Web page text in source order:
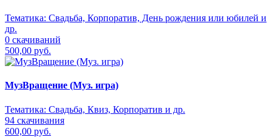
Тематика: Свадьба, Корпоратив, День рождения или юбилей и
др.
0 скачиваний
500,00 руб.
МузВращение (Муз. игра)
Тематика: Свадьба, Квиз, Корпоратив и др.
94 скачивания
600,00 руб.